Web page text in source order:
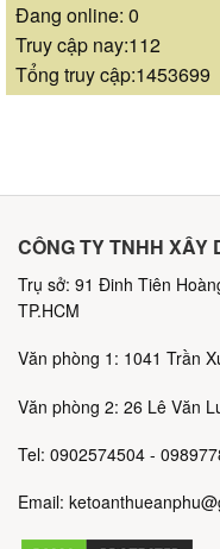
Đang online: 0
Truy cập nay:112
Tổng truy cập:1453699
CÔNG TY TNHH XÂY
Trụ sở: 91 Đinh Tiên
TP.HCM
Văn phòng 1: 1041 Trần
Văn phòng 2: 26 Lê Văn
Tel: 0902574504 -
Email: